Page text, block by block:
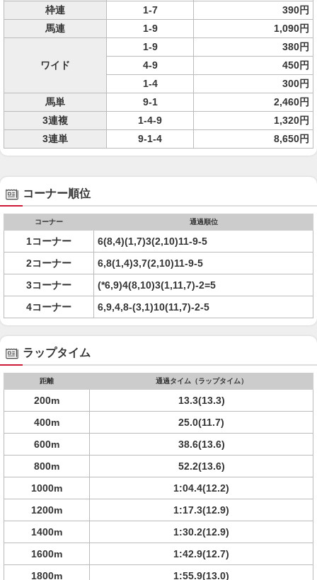
枠連
1-7
390円
馬連
1-9 1,090円
ワイド
1-9
380円
4-9
450円
1-4
300円
馬単
9-1
2,460円
3連複
1-4-9
1,320円
3連単
9-1-4 8,650円
コーナー順位
コーナー 通過順位
1コーナー
6(8,4)(1,7)3(2,10)11-9-5
2コーナー
6,8(1,4)3,7(2,10)11-9-5
3コーナー
(*6,9)4(8,10)3(1,11,7)-2=5
4コーナー
6,9,4,8-(3,1)10(11,7)-2-5
ラップタイム
距離 通過タイム（ラップタイム）
200m
13.3(13.3)
400m
25.0(11.7)
600m
38.6(13.6)
800m
52.2(13.6)
1000m
1:04.4(12.2)
1200m
1:17.3(12.9)
1400m
1:30.2(12.9)
1600m
1:42.9(12.7)
1800m
1:55.9(13.0)